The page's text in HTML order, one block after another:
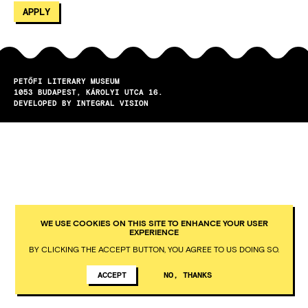
PETŐFI LITERARY MUSEUM
1053
BUDAPEST
KÁROLYI UTCA 16.
DEVELOPED BY INTEGRAL VISION
WE USE COOKIES ON THIS SITE TO ENHANCE YOUR USER
EXPERIENCE
BY CLICKING THE ACCEPT BUTTON, YOU AGREE TO US DOING SO.
ACCEPT NO, THANKS